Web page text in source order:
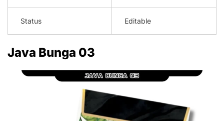
Status Editable
Java Bunga 03